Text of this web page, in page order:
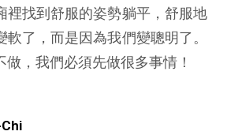
裡找到舒服的姿勢躺平，舒服地
了，而是因為我們變聰明了。
，我們必須先做很多事情！